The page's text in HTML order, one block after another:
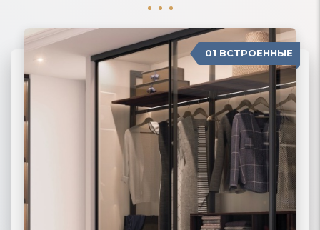
04 П-ОБРАЗНЫЕ 01 ВСТРОЕННЫЕ
02 РАДИУСНЫЕ
03 МОДЕРН